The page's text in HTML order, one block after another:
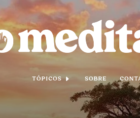
TÓPICOS SOBRE